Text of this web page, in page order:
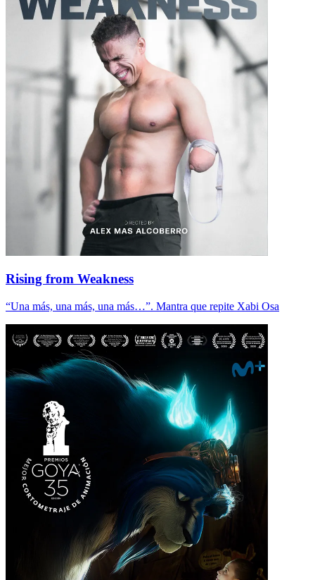
Rising from Weakness
“Una más, una más, una más…”. Mantra que repite Xabi Osa